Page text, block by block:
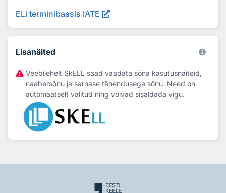
ELi terminibaasis IATE
Lisanäited
Veebilehelt SkELL saad vaadata sõna kasutusnäiteid,
naabersõnu ja sarnase tähendusega sõnu. Need on
automaatselt valitud ning võivad sisaldada vigu.